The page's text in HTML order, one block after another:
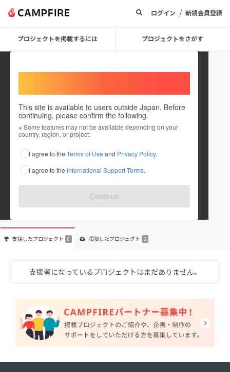
ログイン / 新規会員登録
プロジェクトを掲載するには プロジェクトをさがす
This site is available to users outside Japan. Before
continuing, please confirm the following.
※ Some features may not be available depending on your
country, region, or project.
I agree to the Terms of Use and Privacy Policy.
I agree to the International Support Terms.
Continue
npomisato
これまでに2件のプロジェクトを投稿しています
在住国：日本 現在地：埼玉県
出身国：日本 出身地：埼玉県
支援したプロジェクト 0 投稿したプロジェクト 2
支援者になっているプロジェクトはまだありません。